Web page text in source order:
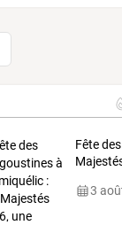
Fêtedes
3